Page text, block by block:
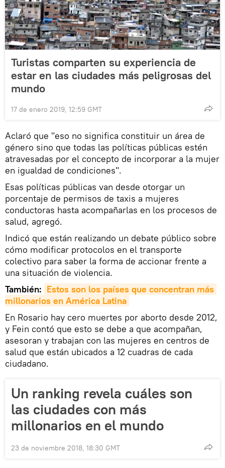
Turistas comparten su experiencia de
estar en las ciudades más peligrosas del
mundo
17 de enero 2019, 12:59 GMT
Aclaró que "eso no significa constituir un área de
género sino que todas las políticas públicas estén
atravesadas por el concepto de incorporar a la mujer
en igualdad de condiciones".
Esas políticas públicas van desde otorgar un
porcentaje de permisos de taxis a mujeres
conductoras hasta acompañarlas en los procesos de
salud, agregó.
Indicó que están realizando un debate público sobre
cómo modificar protocolos en el transporte
colectivo para saber la forma de accionar frente a
una situación de violencia.
También: Estos son los países que concentran más
millonarios en América Latina
En Rosario hay cero muertes por aborto desde 2012,
y Fein contó que esto se debe a que acompañan,
asesoran y trabajan con las mujeres en centros de
salud que están ubicados a 12 cuadras de cada
ciudadano.
Un ranking revela cuáles son
las ciudades con más
millonarios en el mundo
23 de noviembre 2018, 18:30 GMT